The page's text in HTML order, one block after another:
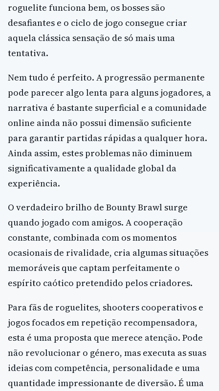
roguelite funciona bem, os bosses são
desafiantes e o ciclo de jogo consegue criar
aquela clássica sensação de só mais uma
tentativa.
Nem tudo é perfeito. A progressão permanente
pode parecer algo lenta para alguns jogadores, a
narrativa é bastante superficial e a comunidade
online ainda não possui dimensão suficiente
para garantir partidas rápidas a qualquer hora.
Ainda assim, estes problemas não diminuem
significativamente a qualidade global da
experiência.
O verdadeiro brilho de Bounty Brawl surge
quando jogado com amigos. A cooperação
constante, combinada com os momentos
ocasionais de rivalidade, cria algumas situações
memoráveis que captam perfeitamente o
espírito caótico pretendido pelos criadores.
Para fãs de roguelites, shooters cooperativos e
jogos focados em repetição recompensadora,
esta é uma proposta que merece atenção. Pode
não revolucionar o género, mas executa as suas
ideias com competência, personalidade e uma
quantidade impressionante de diversão. É uma